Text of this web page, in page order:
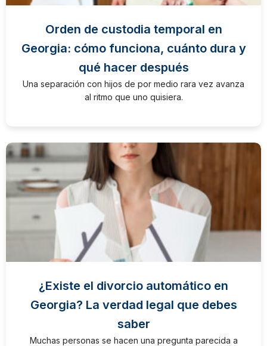
Orden de custodia temporal en
Georgia: cómo funciona, cuánto dura y
qué hacer después
Una separación con hijos de por medio rara vez avanza
al ritmo que uno quisiera.
¿Existe el divorcio automático en
Georgia? La verdad legal que debes
saber
Muchas personas se hacen una pregunta parecida a